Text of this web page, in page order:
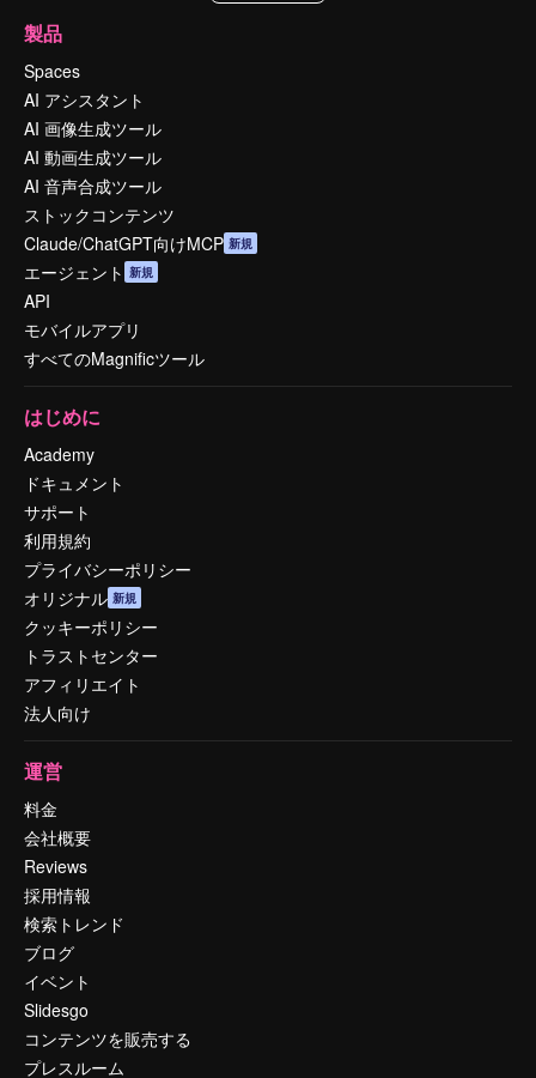
製品
Spaces
AI アシスタント
AI 画像生成ツール
AI 動画生成ツール
AI 音声合成ツール
ストックコンテンツ
Claude/ChatGPT向けMCP 新規
エージェント 新規
API
モバイルアプリ
すべてのMagnificツール
はじめに
Academy
ドキュメント
サポート
利用規約
プライバシーポリシー
オリジナル 新規
クッキーポリシー
トラストセンター
アフィリエイト
法人向け
運営
料金
会社概要
Reviews
採用情報
検索トレンド
ブログ
イベント
Slidesgo
コンテンツを販売する
プレスルーム